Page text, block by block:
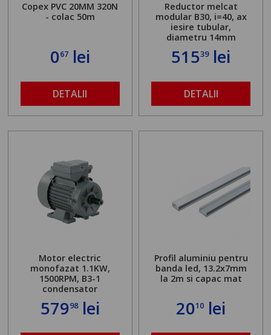
Copex PVC 20MM 320N
- colac 50m
067lei
DETALII
Reductor melcat
modular B30, i=40, ax
iesire tubular,
diametru 14mm
51539lei
DETALII
Motor electric
monofazat 1.1KW,
1500RPM, B3-1
condensator
57998lei
Profil aluminiu pentru
banda led, 13.2x7mm
la 2m si capac mat
2010 lei